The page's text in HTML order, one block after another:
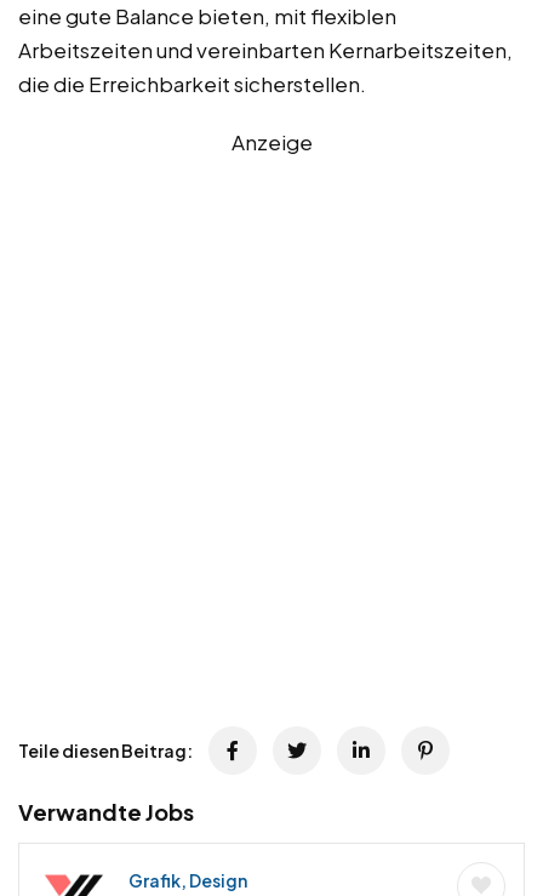
eine gute Balance bieten, mit flexiblen
Arbeitszeiten und vereinbarten Kernarbeitszeiten,
die die Erreichbarkeit sicherstellen.
Anzeige
Teile diesen Beitrag:
Verwandte Jobs
Grafik, Design